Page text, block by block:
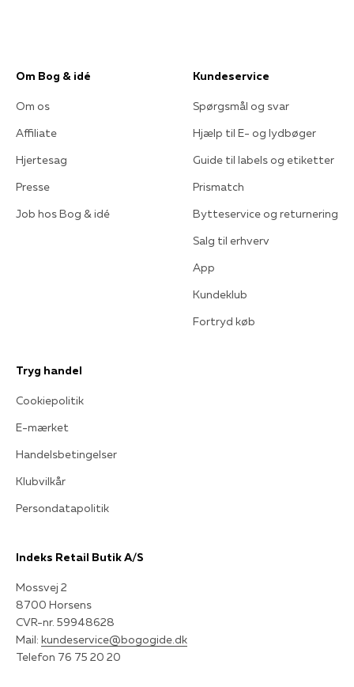
Om Bog & idé
Om os
Affiliate
Hjertesag
Presse
Job hos Bog & idé
Kundeservice
Spørgsmål og svar
Hjælp til E- og lydbøger
Guide til labels og etiketter
Prismatch
Bytteservice og returnering
Salg til erhverv
App
Kundeklub
Fortryd køb
Tryg handel
Cookiepolitik
E-mærket
Handelsbetingelser
Klubvilkår
Persondatapolitik
Indeks Retail Butik A/S
Mossvej 2
8700 Horsens
CVR-nr. 59948628
Mail: kundeservice@bogogide.dk
Telefon 76 75 20 20